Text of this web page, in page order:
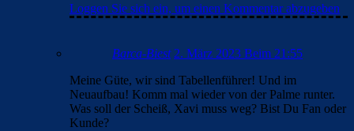
Loggen Sie sich ein, um einen Kommentar abzugeben
Barca-Biest 2. März 2023 Beim 21:55
Meine Güte, wir sind Tabellenführer! Und im
Neuaufbau! Komm mal wieder von der Palme runter.
Was soll der Scheiß, Xavi muss weg? Bist Du Fan oder
Kunde?